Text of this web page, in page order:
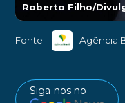
Roberto Filho/
Fonte: Agência
Siga-nos no